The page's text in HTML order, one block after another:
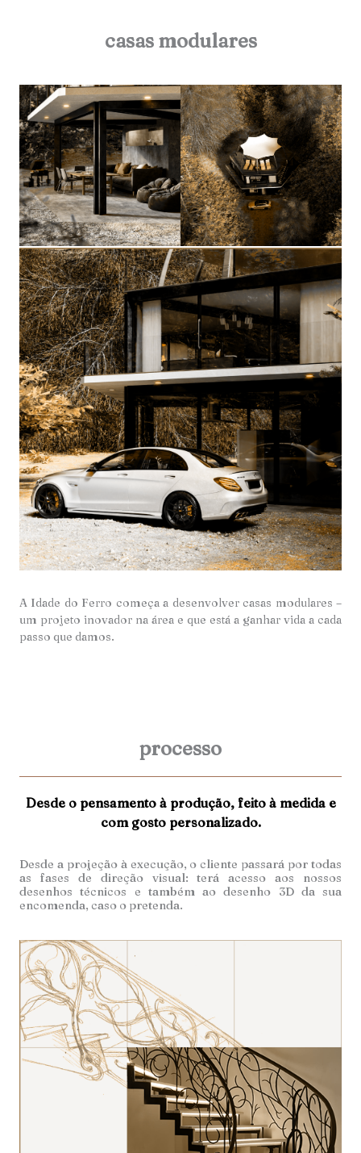
A Idade do Ferro começa a desenvolver casas modulares –
um projeto inovador na área e que está a ganhar vida a cada
passo que damos.
casas modulares
processo
Desde o pensamento à produção, feito à medida e
com gosto personalizado.
Desde a projeção à execução, o cliente passará por todas
as fases de direção visual: terá acesso aos nossos
desenhos técnicos e também ao desenho 3D da sua
encomenda, caso o pretenda.